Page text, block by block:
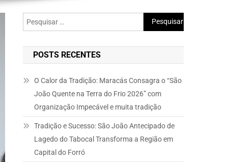
Pesquisar
por:
POSTS RECENTES
O Calor da Tradição: Maracás Consagra o “São
João Quente na Terra do Frio 2026” com
Organização Impecável e muita tradição
Tradição e Sucesso: São João Antecipado de
Lagedo do Tabocal Transforma a Região em
Capital do Forró